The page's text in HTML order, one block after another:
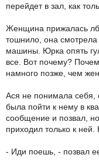
перейдет в зал, как
Женщина прижалась
тошнило, она
машины. Юрка опять
все. Вот почему?
намного позже, чем
Ася не понимала себя,
была пойти к нему в
сообщение и позвал,
приходил только к
- Иди поешь, - позвал